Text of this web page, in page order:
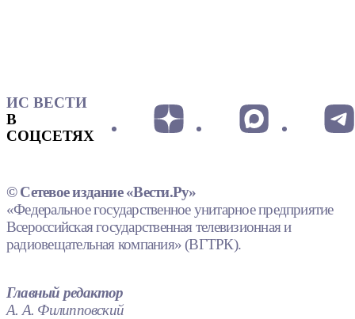
ИС ВЕСТИ
В
СОЦСЕТЯХ
© Сетевое издание «Вести.Ру»
«Федеральное государственное унитарное предприятие
Всероссийская государственная телевизионная и
радиовещательная компания» (ВГТРК).
Главный редактор
А. А. Филипповский